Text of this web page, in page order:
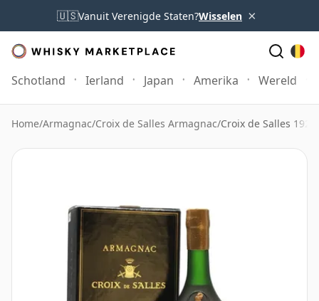
🇺🇸Vanuit Verenigde Staten?Wisselen ×
Schotland Ierland Japan Amerika Wereld
Home/Armagnac/Croix de Salles Armagnac/Croix de Salles